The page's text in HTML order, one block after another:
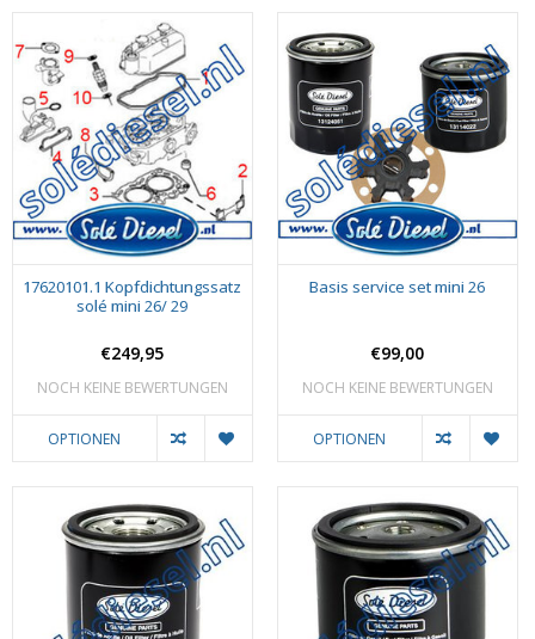
17620101.1 Kopfdichtungssatz
solé mini 26/ 29
€249,95
NOCH KEINE BEWERTUNGEN
OPTIONEN
Basis service set mini 26
€99,00
NOCH KEINE BEWERTUNGEN
OPTIONEN